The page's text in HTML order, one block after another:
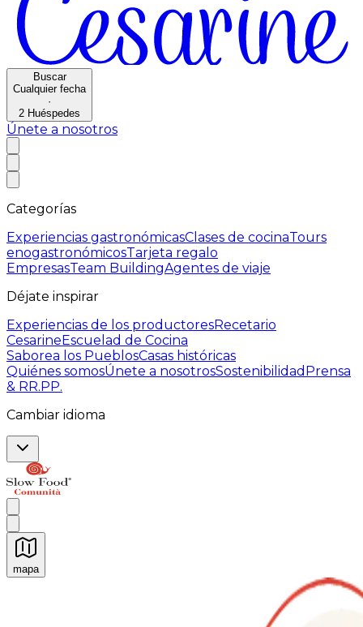
Buscar
Cualquier fecha
·
2 Huéspedes
Únete a nosotros
Categorías
Experiencias gastronómicasClases de cocinaTours
enogastronómicosTarjeta regalo
EmpresasTeam BuildingAgentes de viaje
Déjate inspirar
Experiencias de los productoresRecetario
CesarineEscuelad de Cocina
Saborea los PueblosCasas históricas
Quiénes somosÚnete a nosotrosSostenibilidad Prensa
& RR.PP.
Cambiar idioma
mapa
Experiencias culinarias inolvidables: Experiencias